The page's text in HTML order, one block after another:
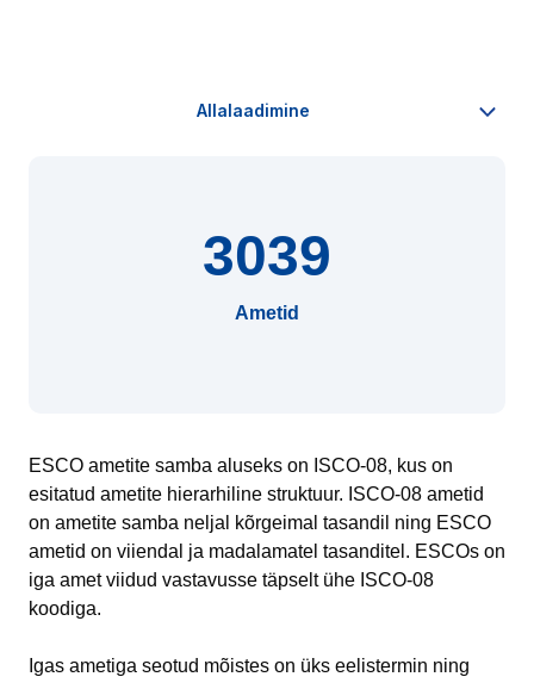
3039
Ametid
ESCO ametite samba aluseks on ISCO-08, kus on
esitatud ametite hierarhiline struktuur. ISCO-08 ametid
on ametite samba neljal kõrgeimal tasandil ning ESCO
ametid on viiendal ja madalamatel tasanditel. ESCOs on
iga amet viidud vastavusse täpselt ühe ISCO-08
koodiga.
Igas ametiga seotud mõistes on üks eelistermin ning